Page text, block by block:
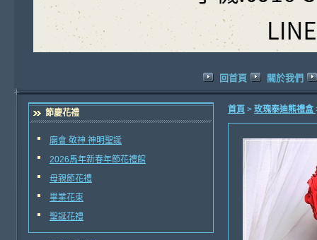
回首頁 關於我們
節慶花禮
廟會 敬神 神明聖誕
2026馬年新春年節花禮館
母親節花禮
畢業花束
聖誕花禮
首頁 > 玫瑰泰迪熊禮盒